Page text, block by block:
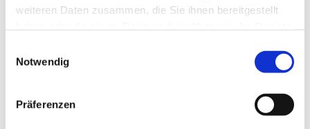
weiteren Daten zusammen, die Sie ihnen bereitgestellt
Notwendig
Präferenzen
NAVIGATION